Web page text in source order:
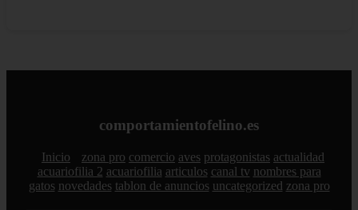
comportamientofelino.es
Inicio zona pro comercio aves protagonistas actualidad
acuariofilia 2 acuariofilia articulos canal tv nombres para
gatos novedades tablon de anuncios uncategorized zona pro